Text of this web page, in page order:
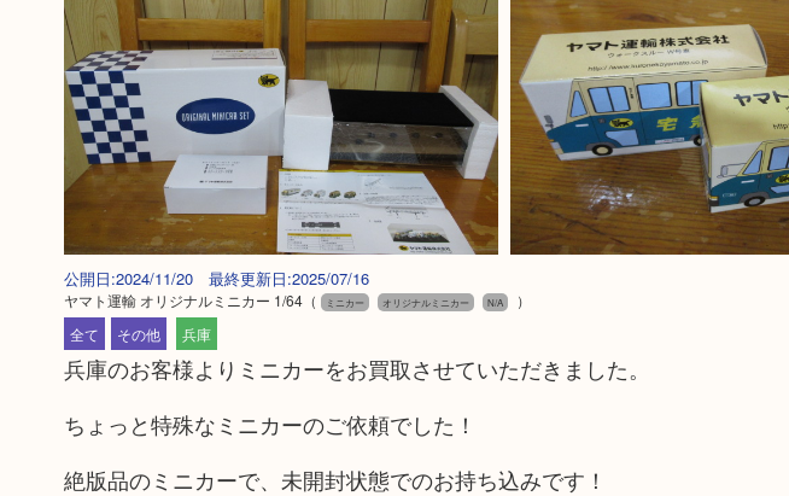
公開日:2024/11/20 最終更新日:2025/07/16
ヤマト運輸 オリジナルミニカー 1/64（ ミニカー オリジナルミニカー N/A
）
全て
その他 兵庫
兵庫のお客様よりミニカーをお買取させていただきました。
ちょっと特殊なミニカーのご依頼でした！
絶版品のミニカーで、未開封状態でのお持ち込みです！